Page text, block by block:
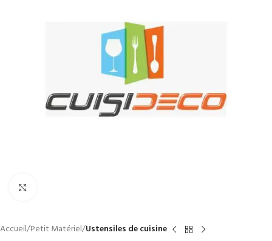
Accueil Petit Matériel Ustensiles de cuisine